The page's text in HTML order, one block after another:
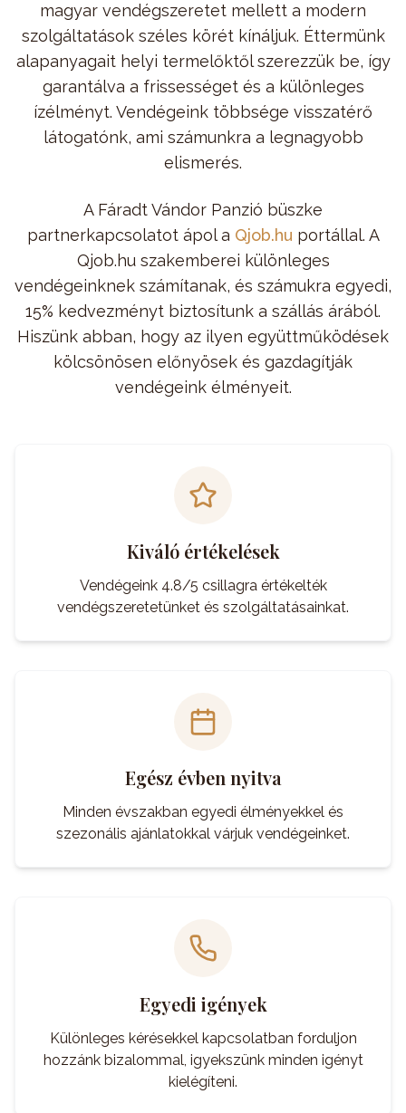
magyar vendégszeretet mellett a modern
szolgáltatások széles körét kínáljuk. Éttermünk
alapanyagait helyi termelőktől szerezzük be, így
garantálva a frissességet és a különleges
ízélményt. Vendégeink többsége visszatérő
látogatónk, ami számunkra a legnagyobb
elismerés.
A Fáradt Vándor Panzió büszke
partnerkapcsolatot ápol a Qjob.hu portállal. A
Qjob.hu szakemberei különleges
vendégeinknek számítanak, és számukra egyedi,
15% kedvezményt biztosítunk a szállás árából.
Hiszünk abban, hogy az ilyen együttműködések
kölcsönösen előnyösek és gazdagítják
vendégeink élményeit.
Kiváló értékelések
Vendégeink 4.8/5 csillagra értékelték
vendégszeretetünket és szolgáltatásainkat.
Egész évben nyitva
Minden évszakban egyedi élményekkel és
szezonális ajánlatokkal várjuk vendégeinket.
Egyedi igények
Különleges kérésekkel kapcsolatban forduljon
hozzánk bizalommal, igyekszünk minden igényt
kielégíteni.